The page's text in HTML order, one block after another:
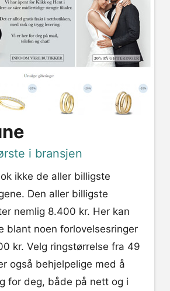
i bransjen
ikke de aller billigste
Den aller billigste
nemlig 8.400 kr. Her kan
blant noen forlovelsesringer
kr. Velg ringstørrelse fra 49
også behjelpelige med å
for deg, både på nett og i